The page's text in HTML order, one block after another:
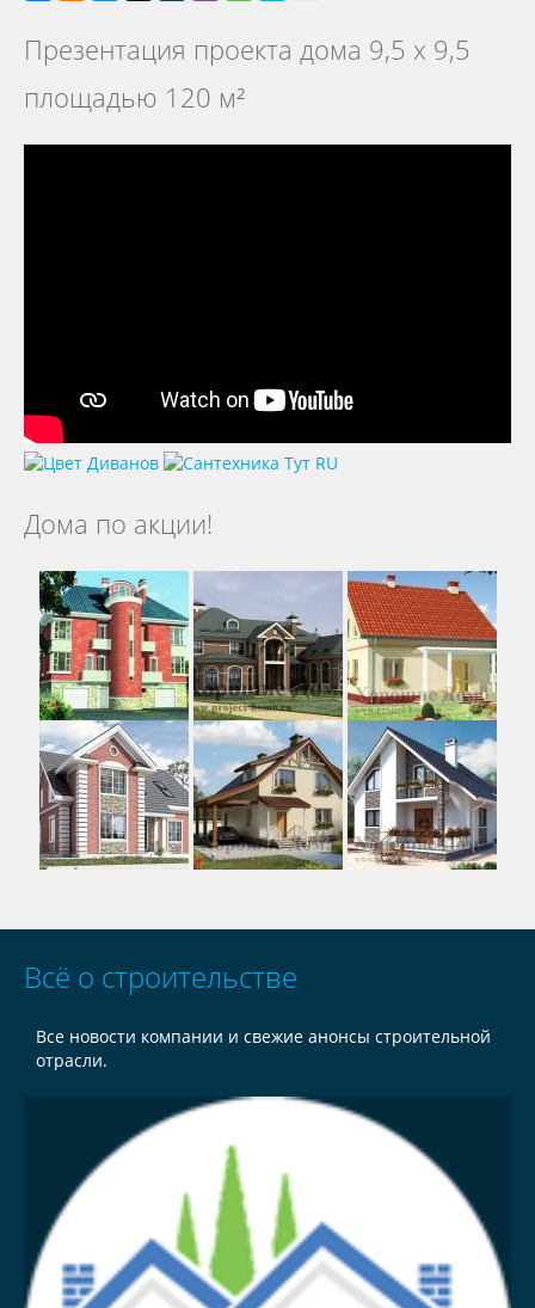
Презентация проекта дома 9,5 х 9,5
площадью 120 м²
Дома по акции!
Всё о строительстве
Все новости компании и свежие анонсы строительной
отрасли.